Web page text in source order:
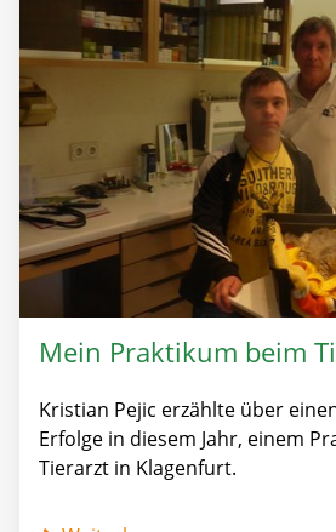
Mein Praktikum beim
Kristian Pejic erzählte über
Erfolge in diesem Jahr, einem
Tierarzt in Klagenfurt.